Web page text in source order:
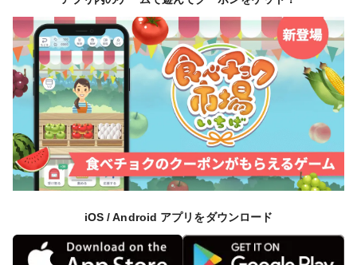
iOS / Android アプリをダウンロード